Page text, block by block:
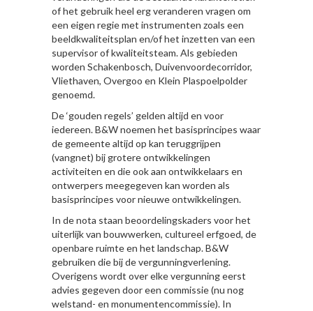
of het gebruik heel erg veranderen vragen om
een eigen regie met instrumenten zoals een
beeldkwaliteitsplan en/of het inzetten van een
supervisor of kwaliteitsteam. Als gebieden
worden Schakenbosch, Duivenvoordecorridor,
Vliethaven, Overgoo en Klein Plaspoelpolder
genoemd.
De ‘gouden regels’ gelden altijd en voor
iedereen. B&W noemen het basisprincipes waar
de gemeente altijd op kan teruggrijpen
(vangnet) bij grotere ontwikkelingen
activiteiten en die ook aan ontwikkelaars en
ontwerpers meegegeven kan worden als
basisprincipes voor nieuwe ontwikkelingen.
In de nota staan beoordelingskaders voor het
uiterlijk van bouwwerken, cultureel erfgoed, de
openbare ruimte en het landschap. B&W
gebruiken die bij de vergunningverlening.
Overigens wordt over elke vergunning eerst
advies gegeven door een commissie (nu nog
welstand- en monumentencommissie). In